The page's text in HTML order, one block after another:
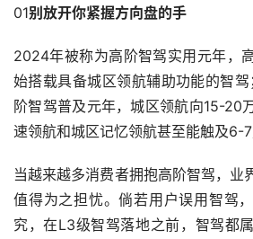
01别放开你紧握方向盘的手
2024年被称为高阶智驾实用元年，
始搭载具备城区领航辅助功能的智
阶智驾普及元年，城区领航向15-20
速领航和城区记忆领航甚至能触及6-7
当越来越多消费者拥抱高阶智驾，业
值得为之担忧。倘若用户误用智驾
究，在L3级智驾落地之前，智驾都